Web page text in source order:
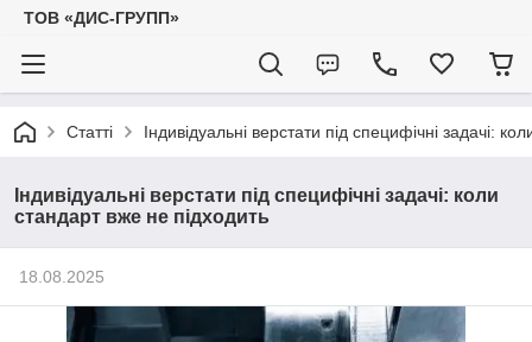
ТОВ «ДИС-ГРУПП»
Статті Індивідуальні верстати під специфічні задачі:
Індивідуальні верстати під специфічні задачі: коли
стандарт вже не підходить
18.08.2025